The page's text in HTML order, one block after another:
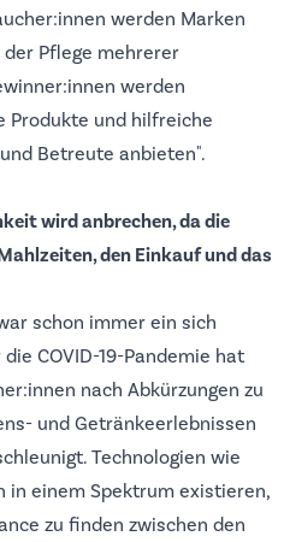
werden Marken
Pflege mehrerer
werden
Produkte und hilfreiche
Betreute anbieten".
wird anbrechen, da die
den Einkauf und das
schon immer ein sich
COVID-19-Pandemie hat
nach Abkürzungen zu
und Getränkeerlebnissen
Technologien wie
in einem Spektrum existieren,
zu finden zwischen den